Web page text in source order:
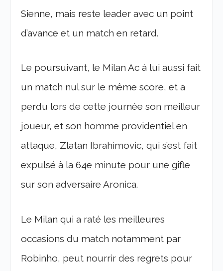
Sienne, mais reste leader avec un point
d’avance et un match en retard.
Le poursuivant, le Milan Ac à lui aussi fait
un match nul sur le même score, et a
perdu lors de cette journée son meilleur
joueur, et son homme providentiel en
attaque, Zlatan Ibrahimovic, qui s’est fait
expulsé à la 64e minute pour une gifle
sur son adversaire Aronica.
Le Milan qui a raté les meilleures
occasions du match notamment par
Robinho, peut nourrir des regrets pour